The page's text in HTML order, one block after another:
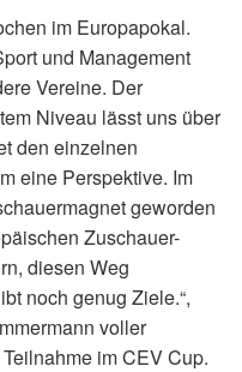
im Europapokal.
und Management
Vereine. Der
Niveau lässt uns über
den einzelnen
eine Perspektive. Im
geworden
Zuschauer-
diesen Weg
noch genug Ziele.“,
voller
im CEV Cup.